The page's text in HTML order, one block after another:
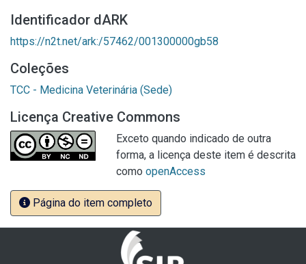
Identificador dARK
https://n2t.net/ark:/57462/001300000gb58
Coleções
TCC - Medicina Veterinária (Sede)
Licença Creative Commons
Exceto quando indicado de outra
forma, a licença deste item é descrita
como openAccess
Página do item completo